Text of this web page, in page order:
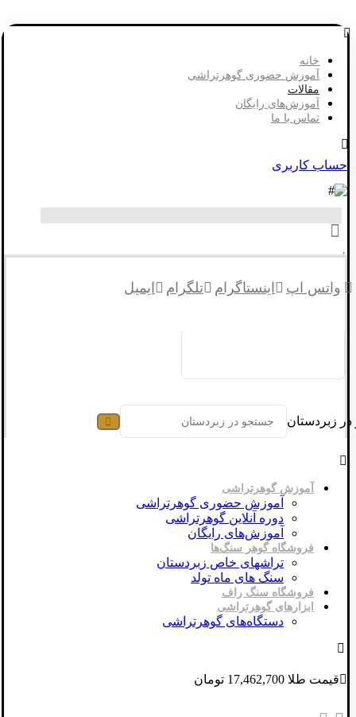
خانه
آموزش حضوری گوهرتراشی
مقالات
آموزش‌های رایگان
تماس با ما
حساب کاربری
واتس اپ اینستاگرام تلگرام ایمیل
زبردستان
آموزش گوهرتراشی
آموزش حضوری گوهرتراشی
دوره آنلاین گوهرتراشی
آموزش‌های رایگان
فروشگاه گوهر سنگ‌ها
تراشهای خاص زبردستان
سنگ های ماه تولد
فروشگاه سنگ راف
ابزارهای گوهرتراشی
دستگاه‌های گوهرتراشی
قیمت طلا 17,462,700 تومان